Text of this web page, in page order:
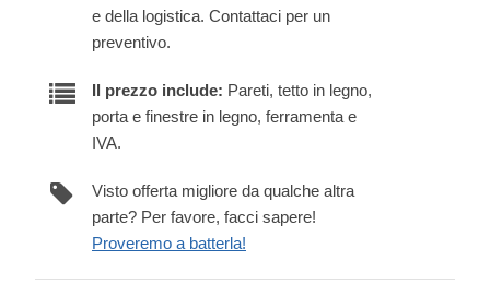
e della logistica. Contattaci per un
preventivo.
Il prezzo include: Pareti, tetto in legno,
porta e finestre in legno, ferramenta e
IVA.
Visto offerta migliore da qualche altra
parte? Per favore, facci sapere!
Proveremo a batterla!